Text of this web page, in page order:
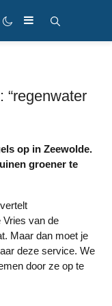
“regenwater
groener te
Vries van de
Maar dan moet je
deze service. We
door ze op te